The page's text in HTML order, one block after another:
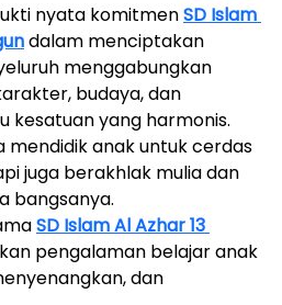
nyata komitmen SD Islam
dalam menciptakan
menggabungkan
budaya, dan
kesatuan yang harmonis.
mendidik anak untuk cerdas
juga berakhlak mulia dan
bangsanya.
SD Islam Al Azhar 13
pengalaman belajar anak
dan